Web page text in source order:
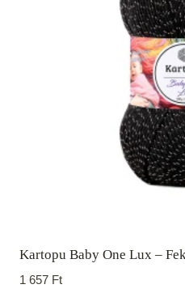
Kartopu Baby One Lux –
1 657 Ft